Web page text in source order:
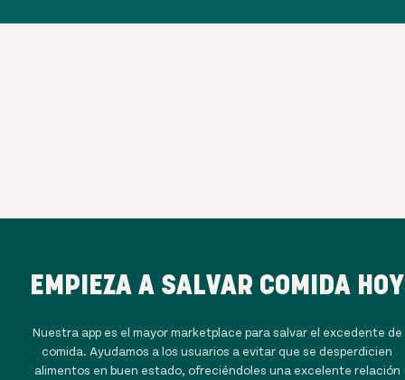
EMPIEZA A SALVAR COMIDA HOY
Nuestra app es el mayor marketplace para salvar el excedente de
comida. Ayudamos a los usuarios a evitar que se desperdicien
alimentos en buen estado, ofreciéndoles una excelente relación